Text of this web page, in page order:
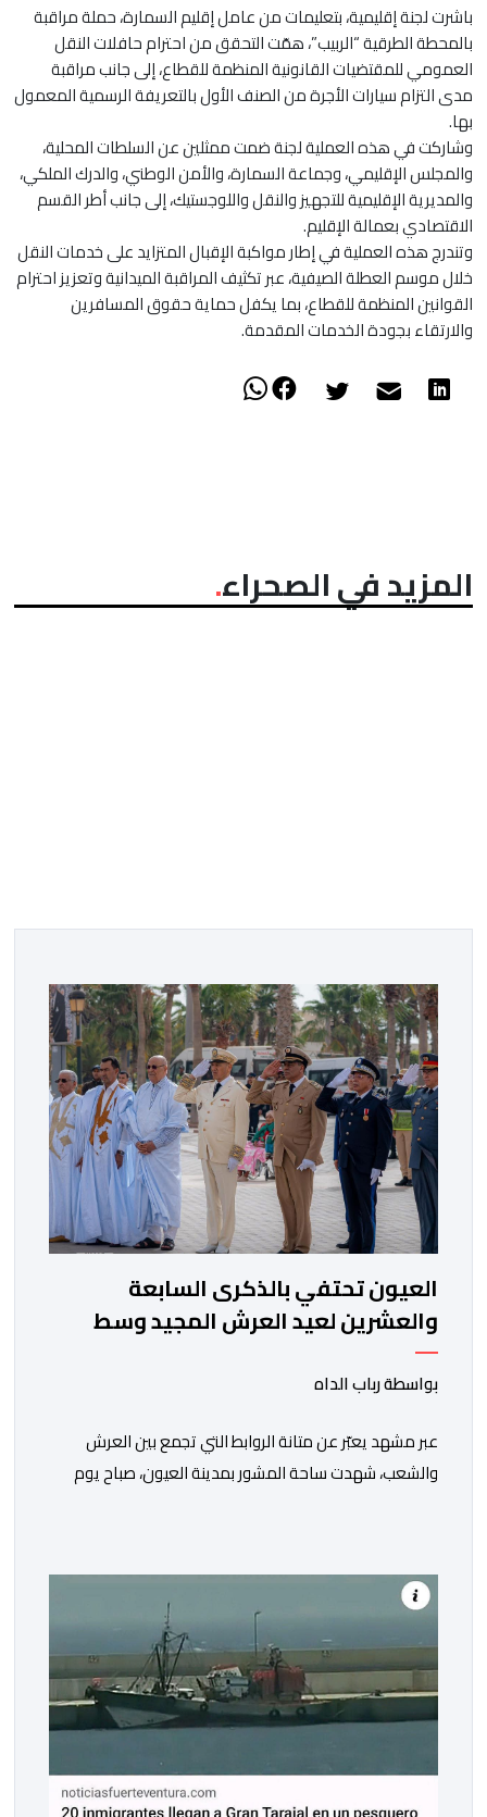
باشرت لجنة إقليمية، بتعليمات من عامل إقليم السمارة، حملة مراقبة
بالمحطة الطرقية “الربيب”، همّت التحقق من احترام حافلات النقل
العمومي للمقتضيات القانونية المنظمة للقطاع، إلى جانب مراقبة
مدى التزام سيارات الأجرة من الصنف الأول بالتعريفة الرسمية المعمول
بها.
وشاركت في هذه العملية لجنة ضمت ممثلين عن السلطات المحلية،
والمجلس الإقليمي، وجماعة السمارة، والأمن الوطني، والدرك الملكي،
والمديرية الإقليمية للتجهيز والنقل واللوجستيك، إلى جانب أطر القسم
الاقتصادي بعمالة الإقليم.
وتندرج هذه العملية في إطار مواكبة الإقبال المتزايد على خدمات النقل
خلال موسم العطلة الصيفية، عبر تكثيف المراقبة الميدانية وتعزيز احترام
القوانين المنظمة للقطاع، بما يكفل حماية حقوق المسافرين
والارتقاء بجودة الخدمات المقدمة.
المزيد في الصحراء
العيون تحتفي بالذكرى السابعة
والعشرين لعيد العرش المجيد وسط
أجواء وطنية مهيبة
بواسطة رباب الداه
عبر مشهد يعبّر عن متانة الروابط التي تجمع بين العرش
والشعب، شهدت ساحة المشور بمدينة العيون، صباح يوم
محمد السادس نصره الله وأيده عرش أسلافه الميامين،
وذلك في أجواء وطنية مهيبة، جسدت مشاعر الوفاء
والإخلاص للعرش العلوي المجيد، والتمسك […]